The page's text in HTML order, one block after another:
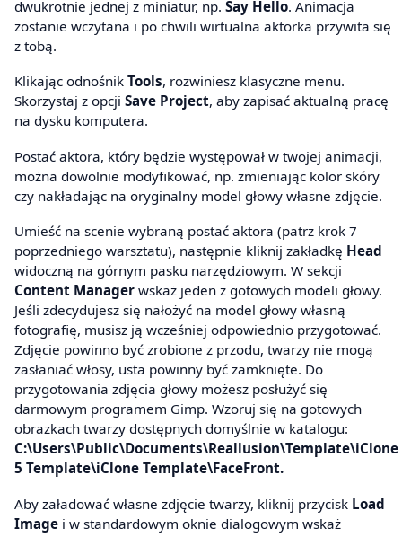
dwukrotnie jednej z miniatur, np. Say Hello. Animacja
zostanie wczytana i po chwili wirtualna aktorka przywita się
z tobą.
Klikając odnośnik Tools, rozwiniesz klasyczne menu.
Skorzystaj z opcji Save Project, aby zapisać aktualną pracę
na dysku komputera.
Postać aktora, który będzie występował w twojej animacji,
można dowolnie modyfikować, np. zmieniając kolor skóry
czy nakładając na oryginalny model głowy własne zdjęcie.
Umieść na scenie wybraną postać aktora (patrz krok 7
poprzedniego warsztatu), następnie kliknij zakładkę Head
widoczną na górnym pasku narzędziowym. W sekcji
Content Manager wskaż jeden z gotowych modeli głowy.
Jeśli zdecydujesz się nałożyć na model głowy własną
fotografię, musisz ją wcześniej odpowiednio przygotować.
Zdjęcie powinno być zrobione z przodu, twarzy nie mogą
zasłaniać włosy, usta powinny być zamknięte. Do
przygotowania zdjęcia głowy możesz posłużyć się
darmowym programem Gimp. Wzoruj się na gotowych
obrazkach twarzy dostępnych domyślnie w katalogu:
C:\Users\Public\Documents\Reallusion\Template\iClone
5 Template\iClone Template\FaceFront.
Aby załadować własne zdjęcie twarzy, kliknij przycisk Load
Image i w standardowym oknie dialogowym wskaż